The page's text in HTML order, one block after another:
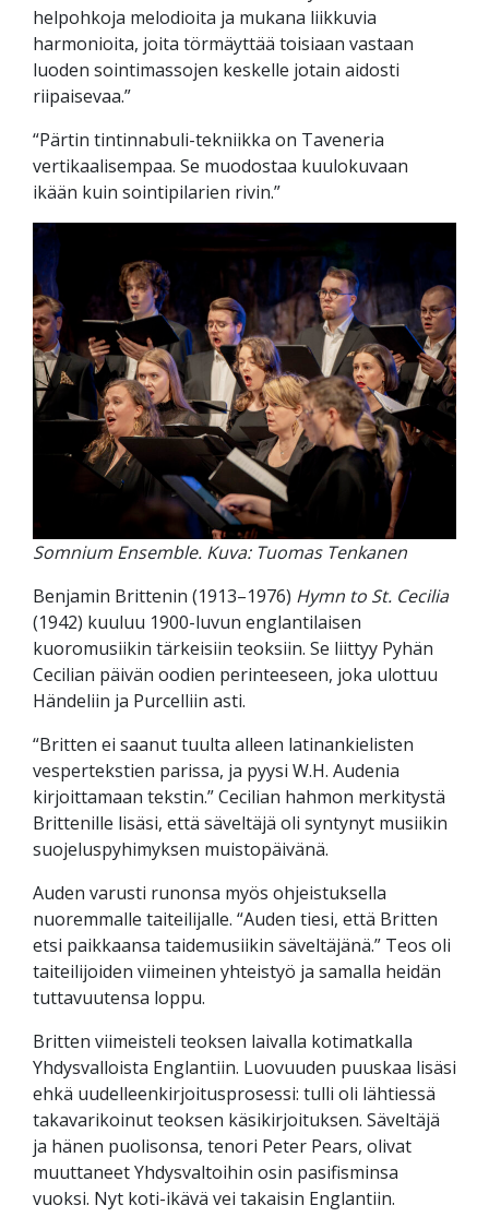
helpohkoja melodioita ja mukana liikkuvia
harmonioita, joita törmäyttää toisiaan vastaan
luoden sointimassojen keskelle jotain aidosti
riipaisevaa.”
“Pärtin tintinnabuli-tekniikka on Taveneria
vertikaalisempaa. Se muodostaa kuulokuvaan
ikään kuin sointipilarien rivin.”
Somnium Ensemble. Kuva: Tuomas Tenkanen
Benjamin Brittenin (1913–1976) Hymn to St. Cecilia
(1942) kuuluu 1900-luvun englantilaisen
kuoromusiikin tärkeisiin teoksiin. Se liittyy Pyhän
Cecilian päivän oodien perinteeseen, joka ulottuu
Händeliin ja Purcelliin asti.
“Britten ei saanut tuulta alleen latinankielisten
vespertekstien parissa, ja pyysi W.H. Audenia
kirjoittamaan tekstin.” Cecilian hahmon merkitystä
Brittenille lisäsi, että säveltäjä oli syntynyt musiikin
suojeluspyhimyksen muistopäivänä.
Auden varusti runonsa myös ohjeistuksella
nuoremmalle taiteilijalle. “Auden tiesi, että Britten
etsi paikkaansa taidemusiikin säveltäjänä.” Teos oli
taiteilijoiden viimeinen yhteistyö ja samalla heidän
tuttavuutensa loppu.
Britten viimeisteli teoksen laivalla kotimatkalla
Yhdysvalloista Englantiin. Luovuuden puuskaa lisäsi
ehkä uudelleenkirjoitusprosessi: tulli oli lähtiessä
takavarikoinut teoksen käsikirjoituksen. Säveltäjä
ja hänen puolisonsa, tenori Peter Pears, olivat
muuttaneet Yhdysvaltoihin osin pasifisminsa
vuoksi. Nyt koti-ikävä vei takaisin Englantiin.